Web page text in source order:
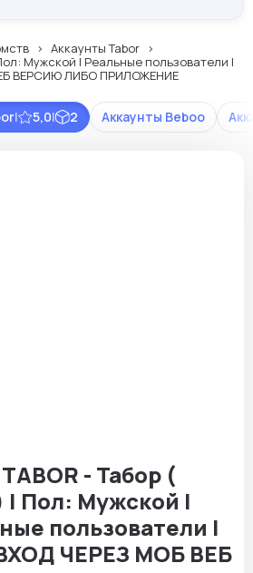
Аккаунты Tabor
Мужской | Реальные пользователи |
ВЕРСИЮ ЛИБО ПРИЛОЖЕНИЕ
| 5,0| 2 Аккаунты Beboo
TABOR - Табор (
| Пол: Мужской |
пользователи |
ЧЕРЕЗ МОБ ВЕБ